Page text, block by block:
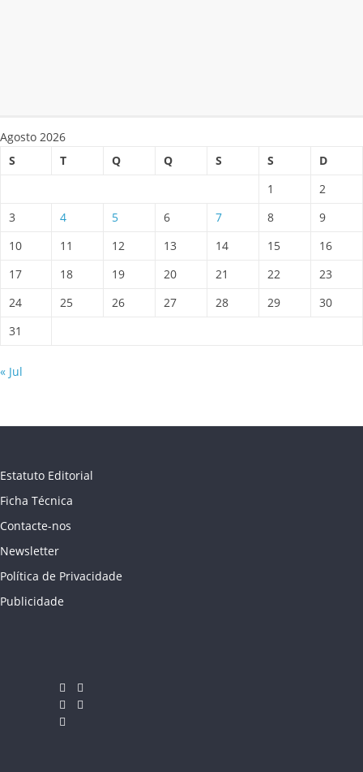
Agosto 2026
S
T Q Q S S
D
1
2
3
4 5 6 7 8
9
10
11 12 13 14 15
16
17
18 19 20 21 22
23
24
25 26 27 28 29
30
31
« Jul
Estatuto Editorial
Ficha Técnica
Contacte-nos
Newsletter
Política de Privacidade
Publicidade